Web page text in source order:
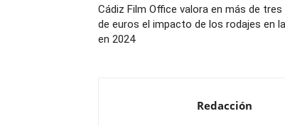
Cádiz Film Office valora en más de tres
de euros el impacto de los rodajes en
en 2024
Redacción